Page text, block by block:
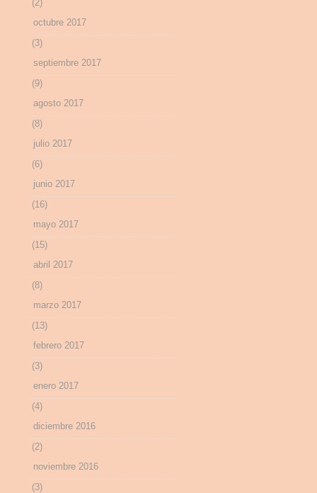
(2)
octubre 2017
(3)
septiembre 2017
(9)
agosto 2017
(8)
julio 2017
(6)
junio 2017
(16)
mayo 2017
(15)
abril 2017
(8)
marzo 2017
(13)
febrero 2017
(3)
enero 2017
(4)
diciembre 2016
(2)
noviembre 2016
(3)